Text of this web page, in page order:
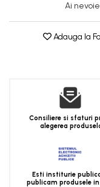
Ai
Adauga la
Consiliere si sfaturi
alegerea
Esti institurie
publicam produsele in